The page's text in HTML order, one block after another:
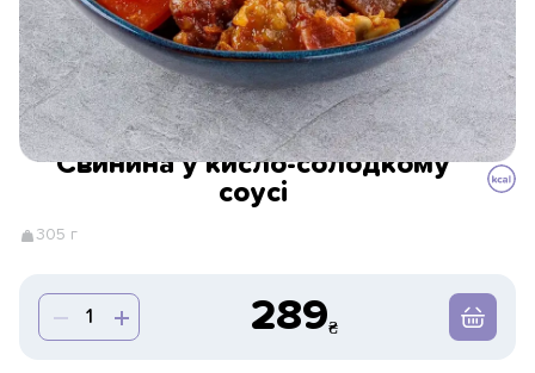
Свинина у кисло-солодкому
соусі
305 г
289